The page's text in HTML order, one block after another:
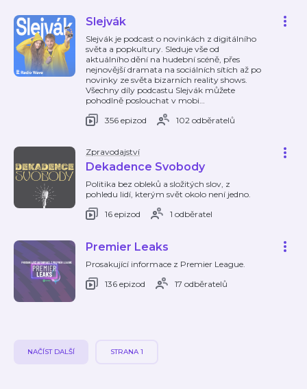
Slejvák
Slejvák je podcast o novinkách z digitálního
světa a popkultury. Sleduje vše od
aktuálního dění na hudební scéně, přes
nejnovější dramata na sociálních sítích až po
novinky ze světa bizarních reality shows.
Všechny díly podcastu Slejvák můžete
pohodlně poslouchat v mobi…
356 epizod
102 odběratelů
Zpravodajství
Dekadence Svobody
Politika bez obleků a složitých slov, z
pohledu lidí, kterým svět okolo není jedno.
16 epizod
1 odběratel
Premier Leaks
Prosakující informace z Premier League.
136 epizod
17 odběratelů
NAČÍST DALŠÍ STRANA 1